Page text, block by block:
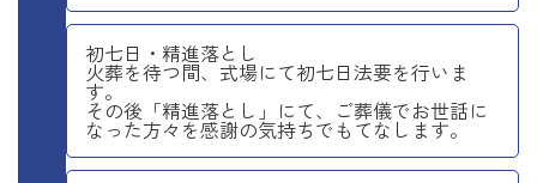
初七日・精進落とし
火葬を待つ間、式場にて初七日法要を行いま
す。
その後「精進落とし」にて、ご葬儀でお世話に
なった方々を感謝の気持ちでもてなします。